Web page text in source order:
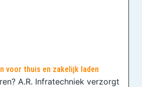
voor thuis en zakelijk laden
A.R. Infratechniek verzorgt